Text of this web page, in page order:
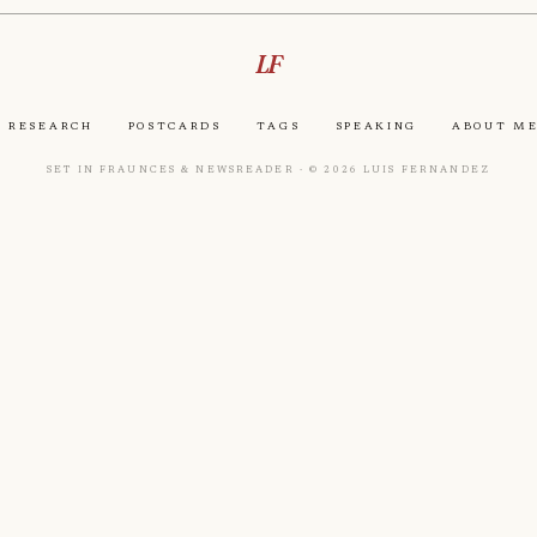
LF
Research Postcards Tags Speaking About Me
Set in Fraunces & Newsreader · © 2026 Luis Fernandez